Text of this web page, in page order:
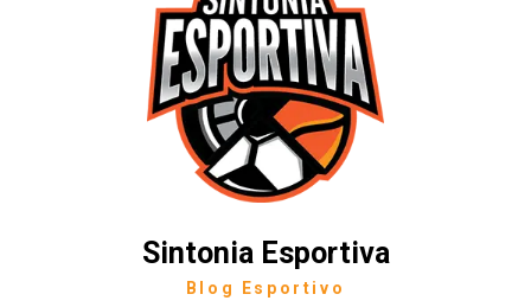
Sintonia Esportiva
Blog Esportivo